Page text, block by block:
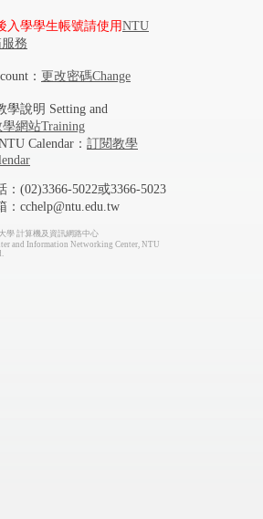
入學學生帳號請使用NTU
務
： 更改密碼Change
學說明 Setting and
學網站Training
Calendar： 訂閱教學
(02)3366-5022或3366-5023
cchelp@ntu.edu.tw
學 計算機及資訊網路中心
and Information Networking Center, NTU